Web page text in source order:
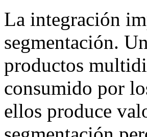
La integración
segmentación.
productos
consumido por
ellos produce